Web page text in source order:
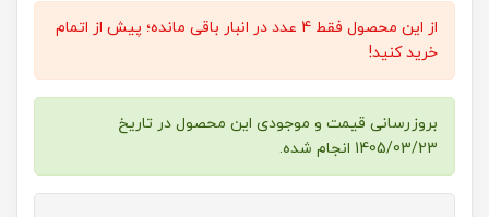
از این محصول فقط 4 عدد در انبار باقی مانده؛ پیش از اتمام
خرید کنید!
بروزرسانی قیمت و موجودی این محصول در تاریخ
1405/03/23 انجام شده.